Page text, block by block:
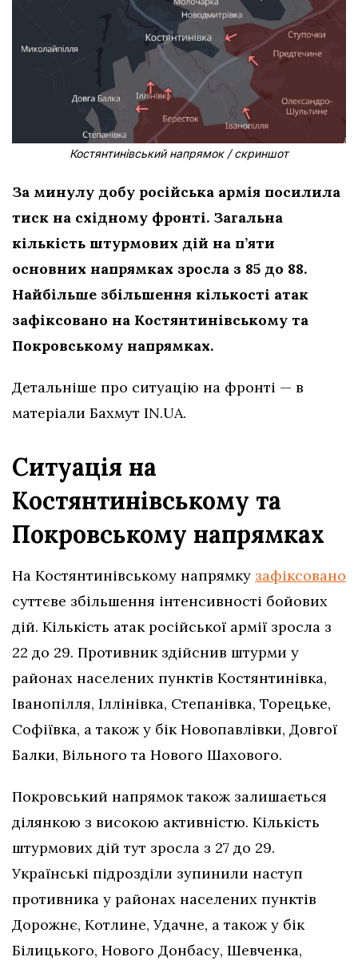
Костянтинівський напрямок / скриншот
За минулу добу російська армія посилила
тиск на східному фронті. Загальна
кількість штурмових дій на п’яти
основних напрямках зросла з 85 до 88.
Найбільше збільшення кількості атак
зафіксовано на Костянтинівському та
Покровському напрямках.
Детальніше про ситуацію на фронті — в
матеріали Бахмут IN.UA.
Ситуація на
Костянтинівському та
Покровському напрямках
На Костянтинівському напрямку зафіксовано
суттєве збільшення інтенсивності бойових
дій. Кількість атак російської армії зросла з
22 до 29. Противник здійснив штурми у
районах населених пунктів Костянтинівка,
Іванопілля, Іллінівка, Степанівка, Торецьке,
Софіївка, а також у бік Новопавлівки, Довгої
Балки, Вільного та Нового Шахового.
Покровський напрямок також залишається
ділянкою з високою активністю. Кількість
штурмових дій тут зросла з 27 до 29.
Українські підрозділи зупинили наступ
противника у районах населених пунктів
Дорожнє, Котлине, Удачне, а також у бік
Білицького, Нового Донбасу, Шевченка,